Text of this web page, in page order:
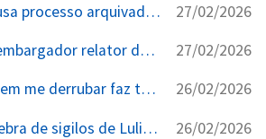
Gilmar Mendes usa processo arquivado de CPI diversa para anular quebra de sigilo da empresa de Tofoli aprovada por unanimidade pela CPI do Crime Organizado 27/02/2026
CNJ afasta desembargador relator do caso de absolvição de estuprador após denúncias de crimes sexuais praticados por ele mesmo 27/02/2026
Moraes — 'Querem me derrubar faz tempo. Cabeças vão rolar' 26/02/2026
CPMI aprova quebra de sigilos de Lulinha por suspeita de ligação com operador do esquema do INSS 26/02/2026